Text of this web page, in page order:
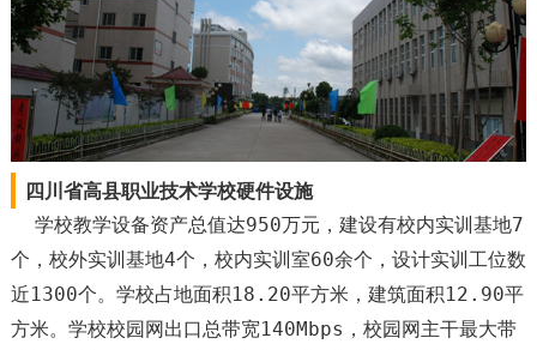
四川省高县职业技术学校硬件设施
学校教学设备资产总值达950万元，建设有校内实训基地7
个，校外实训基地4个，校内实训室60余个，设计实训工位数
近1300个。学校占地面积18.20平方米，建筑面积12.90平
方米。学校校园网出口总带宽140Mbps，校园网主干最大带